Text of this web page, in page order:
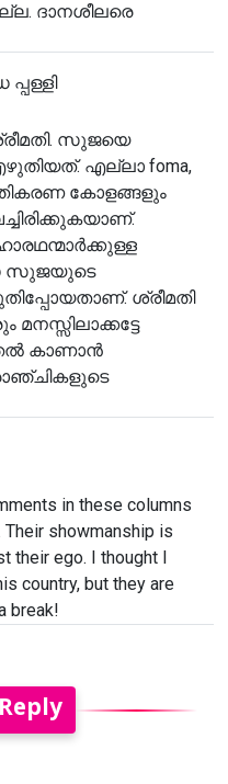
ദാനശീലരെ
സുജയെ
എല്ലാ foma,
കോളങ്ങളും
സുജയുടെ
ശ്രീമതി
കാണാൻ
in these columns
showmanship is
their ego. I thought I
country, but they are
break!